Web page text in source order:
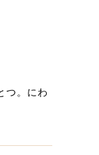
つ。にわ